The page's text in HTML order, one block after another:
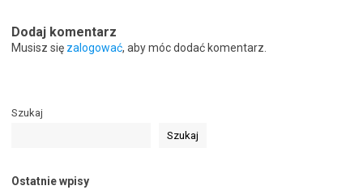
Dodaj komentarz
Musisz się zalogować, aby móc dodać komentarz.
Szukaj
Szukaj
Ostatnie wpisy